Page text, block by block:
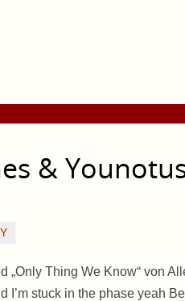
&
„Only Thing We Know“ von
I’m stuck in the phase yeah